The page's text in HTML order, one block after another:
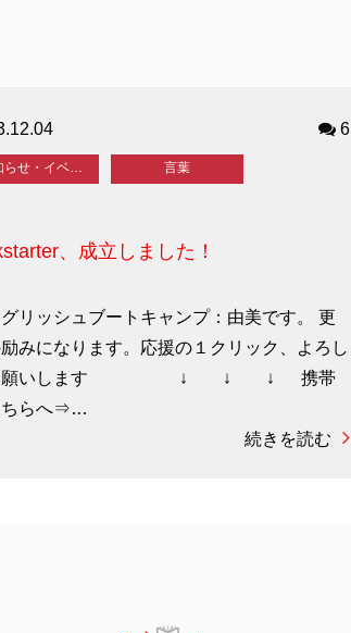
6
お知らせ・イベント 言葉
、成立しました！
リッシュブートキャンプ：由美です。 更
みになります。応援の１クリック、よろし
願いします ↓ ↓ ↓ 携帯
ちらへ⇒…
続きを読む